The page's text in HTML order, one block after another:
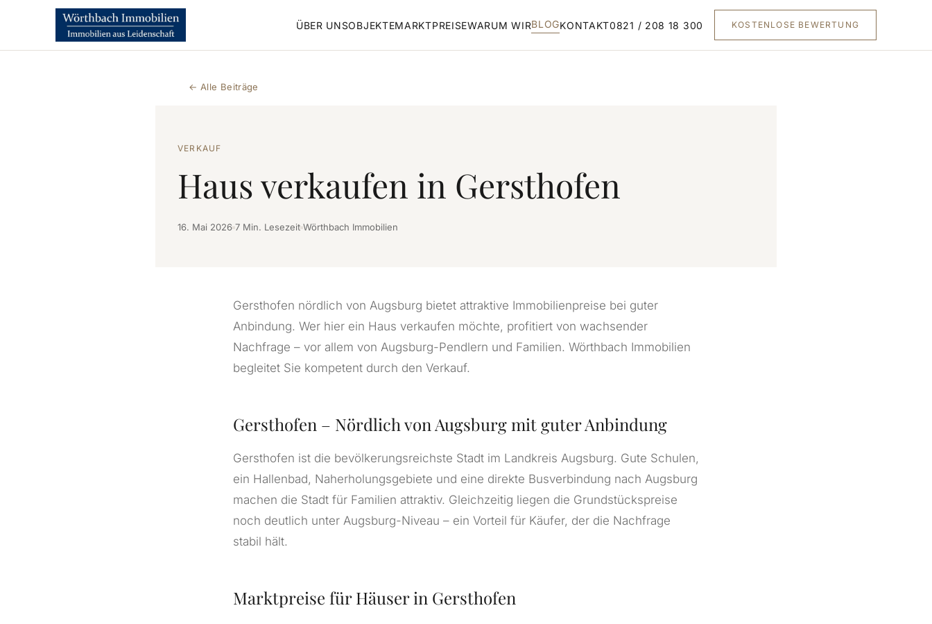
ÜBER UNSOBJEKTEMARKTPREISEWARUM WIRBLOGKONTAKT0821 / 208 18 300 KOSTENLOSE BEWERTUNG
← Alle Beiträge
VERKAUF
Haus verkaufen in Gersthofen
16. Mai 2026 7 Min. Lesezeit Wörthbach Immobilien
Gersthofen nördlich von Augsburg bietet attraktive Immobilienpreise bei guter
Anbindung. Wer hier ein Haus verkaufen möchte, profitiert von wachsender
Nachfrage – vor allem von Augsburg-Pendlern und Familien. Wörthbach Immobilien
begleitet Sie kompetent durch den Verkauf.
Gersthofen – Nördlich von Augsburg mit guter Anbindung
Gersthofen ist die bevölkerungsreichste Stadt im Landkreis Augsburg. Gute Schulen,
ein Hallenbad, Naherholungsgebiete und eine direkte Busverbindung nach Augsburg
machen die Stadt für Familien attraktiv. Gleichzeitig liegen die Grundstückspreise
noch deutlich unter Augsburg-Niveau – ein Vorteil für Käufer, der die Nachfrage
stabil hält.
Marktpreise für Häuser in Gersthofen